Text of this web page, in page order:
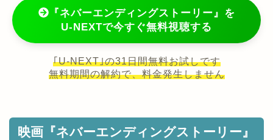
『ネバーエンディングストーリー』を
U-NEXTで今すぐ無料視聴する
｢U-NEXT｣の31日間無料お試しです
無料期間の解約で、料金発生しません
映画『ネバーエンディングストーリー』